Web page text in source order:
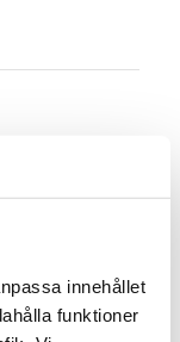
innehållet
funktioner
oss av
relevant
hur